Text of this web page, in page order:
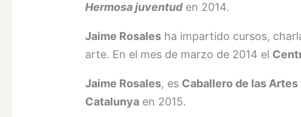
Hermosa juventuden 2014.
Jaime Rosales ha impartido cursos,
arte. En el mes de marzo de 2014 el
Jaime Rosales, es Caballero de las
Catalunya en 2015.